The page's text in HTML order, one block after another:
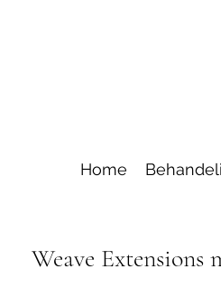
Home
Weave Extensions